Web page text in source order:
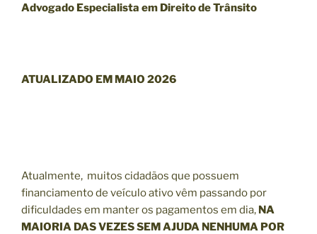
Advogado Especialista em Direito de Trânsito
ATUALIZADO EM MAIO 2026
Atualmente, muitos cidadãos que possuem
financiamento de veículo ativo vêm passando por
dificuldades em manter os pagamentos em dia, NA
MAIORIA DAS VEZES SEM AJUDA NENHUMA POR